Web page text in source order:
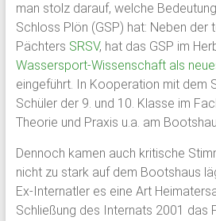
man stolz darauf, welche
Schloss Plön (GSP) hat: Neben der
Pächters SRSV, hat das GSP im
Wassersport-Wissenschaft als
eingeführt. In Kooperation mit dem
Schüler der 9. und 10. Klasse im
Theorie und Praxis u.a. am
Dennoch kamen auch kritische
nicht zu stark auf dem Bootshaus
Ex-Internatler es eine Art
Schließung des Internats 2001 das